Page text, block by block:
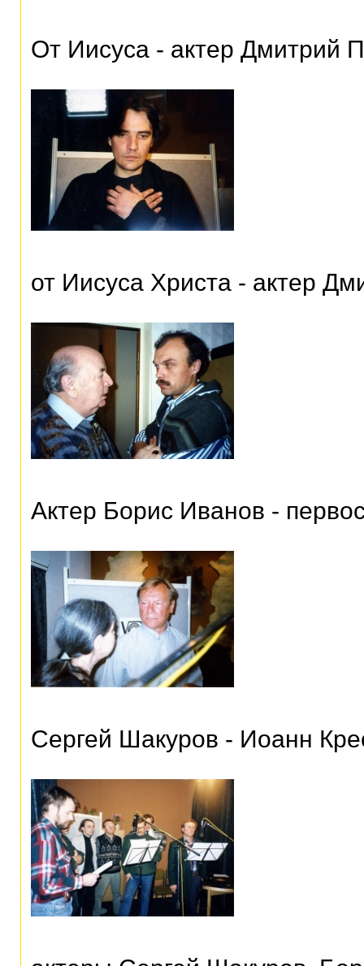
От Иисуса - актер Дмитрий
от Иисуса Христа - актер
Актер Борис Иванов -
Сергей Шакуров - Иоанн